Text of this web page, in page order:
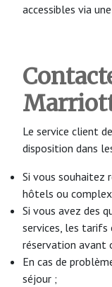
accessibles via
Le service client
disposition dans
Si vous souhaitez
hôtels ou
Si vous avez des
services, les tarifs
réservation avant
En cas de
séjour ;